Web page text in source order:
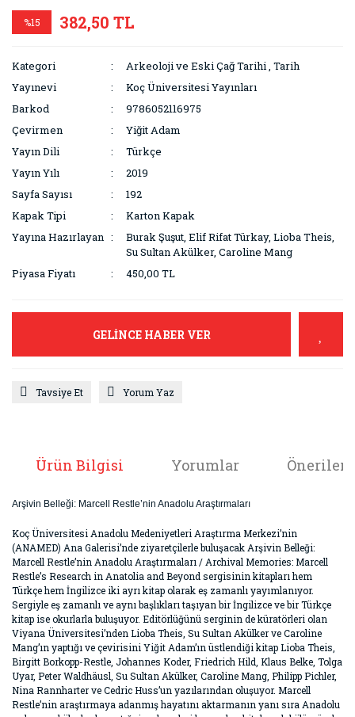
%15 382,50 TL
Kategori Arkeoloji ve Eski Çağ Tarihi,Tarih
Yayınevi
Koç Üniversitesi Yayınları
Barkod
9786052116975
Çevirmen
Yiğit Adam
Yayın Dili
Türkçe
Yayın Yılı
2019
Sayfa Sayısı
192
Kapak Tipi
Karton Kapak
Yayına Hazırlayan
Burak Şuşut, Elif Rifat Türkay, Lioba Theis,
Su Sultan Akülker, Caroline Mang
Piyasa Fiyatı
450,00 TL
GELİNCE HABER VER
Tavsiye Et Yorum Yaz
Ürün Bilgisi Yorumlar
Arşivin Belleği: Marcell Restle’nin Anadolu Araştırmaları
Koç Üniversitesi Anadolu Medeniyetleri Araştırma Merkezi’nin
(ANAMED) Ana Galerisi’nde ziyaretçilerle buluşacak Arşivin Belleği:
Marcell Restle’nin Anadolu Araştırmaları / Archival Memories: Marcell
Restle’s Research in Anatolia and Beyond sergisinin kitapları hem
Türkçe hem İngilizce iki ayrı kitap olarak eş zamanlı yayımlanıyor.
Sergiyle eş zamanlı ve aynı başlıkları taşıyan bir İngilizce ve bir Türkçe
kitap ise okurlarla buluşuyor. Editörlüğünü serginin de küratörleri olan
Viyana Üniversitesi’nden Lioba Theis, Su Sultan Akülker ve Caroline
Mang’ın yaptığı ve çevirisini Yiğit Adam’ın üstlendiği kitap Lioba Theis,
Birgitt Borkopp-Restle, Johannes Koder, Friedrich Hild, Klaus Belke, Tolga
Uyar, Peter Waldhäusl, Su Sultan Akülker, Caroline Mang, Philipp Pichler,
Nina Rannharter ve Cedric Huss’un yazılarından oluşuyor. Marcell
Restle’nin araştırmaya adanmış hayatını aktarmanın yanı sıra Anadolu